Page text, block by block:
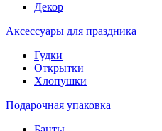
Декор
Аксессуары для праздника
Гудки
Открытки
Хлопушки
Подарочная упаковка